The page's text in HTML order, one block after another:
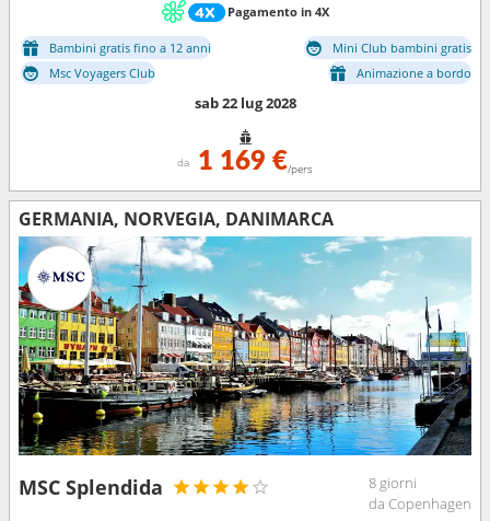
Pagamento in 4X
Bambini gratis fino a 12 anni
Mini Club bambini gratis
Msc Voyagers Club
Animazione a bordo
sab 22 lug 2028
da 1 169 €/pers
GERMANIA, NORVEGIA, DANIMARCA
MSC Splendida
8 giorni
da Copenhagen